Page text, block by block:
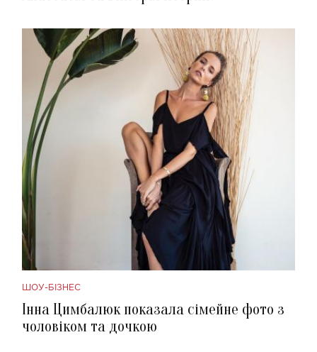
ШОУ-БІЗНЕС
Інна Цимбалюк показала сімейне фото з
чоловіком та дочкою